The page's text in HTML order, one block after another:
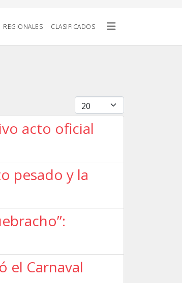
REGIONALES CLASIFICADOS
Cantidad
acto oficial
pesado y la
el Carnaval